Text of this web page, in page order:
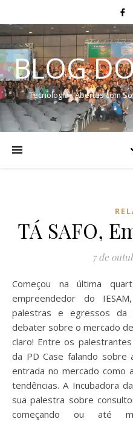
BLOG
Tecnologias Abertas com
TÁ SAFO,
7 de
Começou na última quarta-feira (30/09) a feira do
empreendedor do
palestras e egressos da
debater sobre o mercado
claro! Entre os
da PD Case falando sobre
entrada no mercado como
tendências. A Incubadora
sua palestra sobre
começando ou até